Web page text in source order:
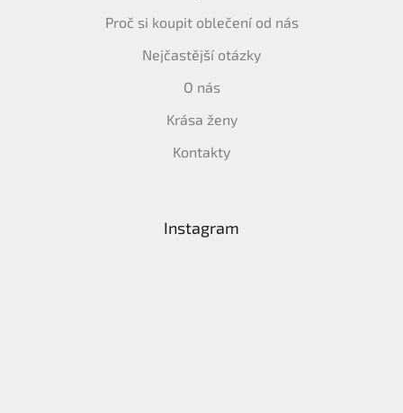
Proč si koupit oblečení od nás
Nejčastější otázky
O nás
Krása ženy
Kontakty
Instagram